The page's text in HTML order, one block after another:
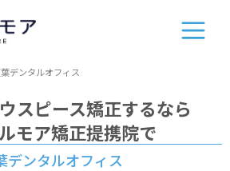
デンタルオフィス
スピース矯正するなら
モア矯正提携院で
デンタルオフィス